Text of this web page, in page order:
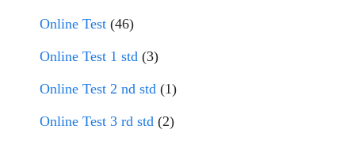
Online Test (46)
Online Test 1 std (3)
Online Test 2 nd std (1)
Online Test 3 rd std (2)